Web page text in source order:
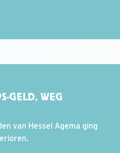
GELD, WEG
van Hessel Agema ging